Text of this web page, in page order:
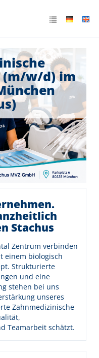
(m/w/d) im
Stachus
Zentrum verbinden
einem biologisch
Strukturierte
und eine
stehen bei uns
unseres
Zahnmedizinische
Teamarbeit schätzt.